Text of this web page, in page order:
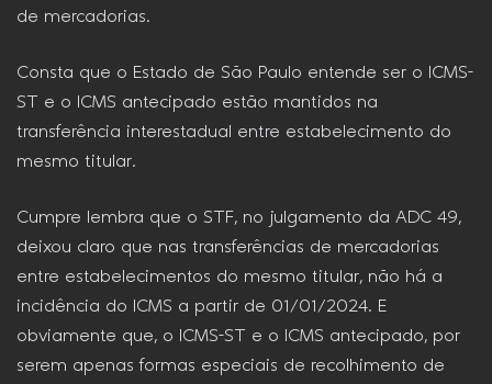
de mercadorias.
Consta que o Estado de São Paulo entende ser o ICMS-
ST e o ICMS antecipado estão mantidos na
transferência interestadual entre estabelecimento do
mesmo titular.
Cumpre lembra que o STF, no julgamento da ADC 49,
deixou claro que nas transferências de mercadorias
entre estabelecimentos do mesmo titular, não há a
incidência do ICMS a partir de 01/01/2024. E
obviamente que, o ICMS-ST e o ICMS antecipado, por
serem apenas formas especiais de recolhimento de